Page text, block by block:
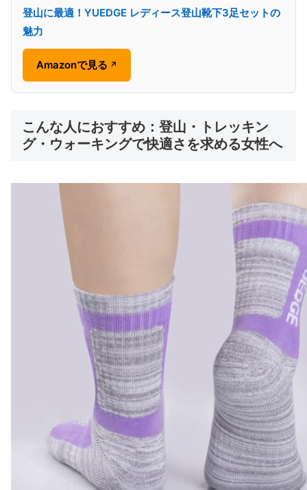
登山に最適！YUEDGE レディース登山靴下3足セットの
魅力
Amazonで見る ↗
こんな人におすすめ：登山・トレッキン
グ・ウォーキングで快適さを求める女性へ